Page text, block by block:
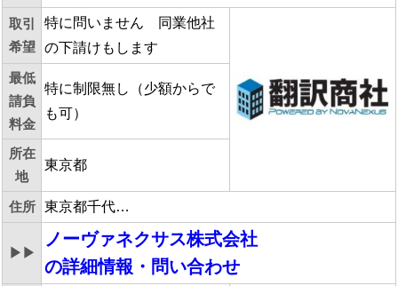
取引
希望
特に問いません 同業他社
の下請けもします
最低
請負
料金
特に制限無し（少額からで
も可）
所在
地
東京都
住所 東京都千代…
▶▶
ノーヴァネクサス株式会社
の詳細情報・問い合わせ